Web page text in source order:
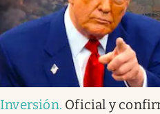
Inversión. Oficial y